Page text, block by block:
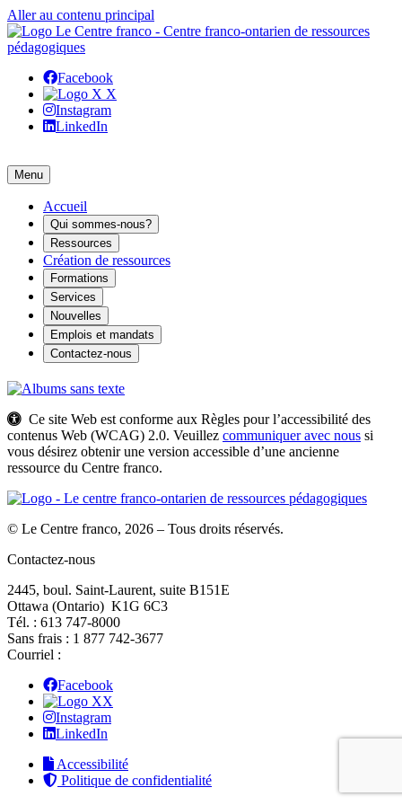
Aller au contenu principal
Facebook
X
Instagram
LinkedIn
Menu
Accueil
Qui sommes-nous?
Ressources
Création de ressources
Formations
Services
Nouvelles
Emplois et mandats
Contactez-nous
Ce site Web est conforme aux Règles pour l’accessibilité des
contenus Web (WCAG) 2.0. Veuillez communiquer avec nous si
vous désirez obtenir une version accessible d’une ancienne
ressource du Centre franco.
© Le Centre franco, 2026 – Tous droits réservés.
Contactez-nous
2445, boul. Saint-Laurent, suite B151E
Ottawa (Ontario) K1G 6C3
Tél. : 613 747‑8000
Sans frais : 1 877 742‑3677
Courriel :
Facebook
X
Instagram
LinkedIn
Accessibilité
Politique de confidentialité